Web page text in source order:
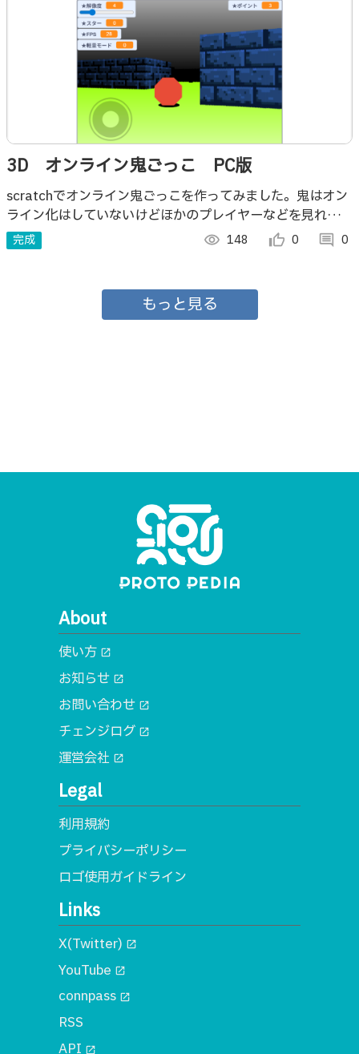
3D オンライン鬼ごっこ PC版
scratchでオンライン鬼ごっこを作ってみました。鬼はオン
ライン化はしていないけどほかのプレイヤーなどを見れたり
します。
完成 visibility 148 thumb_up_alt 0 comment 0
もっと見る
About
使い方 open_in_new
お知らせ open_in_new
お問い合わせ open_in_new
チェンジログ open_in_new
運営会社 open_in_new
Legal
利用規約
プライバシーポリシー
ロゴ使用ガイドライン
Links
X(Twitter) open_in_new
YouTube open_in_new
connpass open_in_new
RSS
API open_in_new